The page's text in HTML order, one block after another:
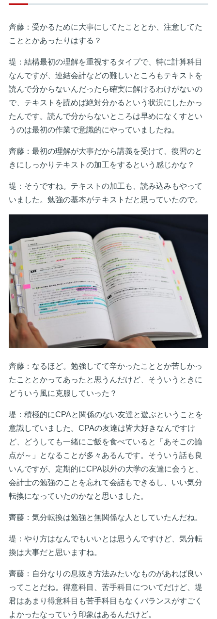
齊藤：受かるために大事にしてたこととか、注意してた
こととかあったりはする？
堤：結構最初の理解を重視するタイプで、特に計算科目
なんですが、連結会計などの難しいところもテキストを
読んで分からないんだったら確実に解けるわけがないの
で、テキストを読めば絶対分かるという状況にしたかっ
たんです。読んで分からないところは早めになくすとい
うのは最初の作業で意識的にやっていましたね。
齊藤：最初の理解が大事だから講義を受けて、復習のと
きにしっかりテキストの加工をするという感じかな？
堤：そうですね。テキストの加工も、読み込みもやって
いました。勉強の基本がテキストだと思っていたので。
齊藤：なるほど。勉強してて辛かったこととか苦しかっ
たこととかってあったと思うんだけど、そういうときに
どういう風に克服していった？
堤：積極的にCPAと関係のない友達と遊ぶということを
意識していました。CPAの友達は皆大好きなんですけ
ど、どうしても一緒にご飯を食べていると「あそこの論
点が～」となることが多々あるんです。そういう話も良
いんですが、定期的にCPA以外の大学の友達に会うと、
会計士の勉強のことを忘れて会話もできるし、いい気分
転換になっていたのかなと思いました。
齊藤：気分転換は勉強と無関係な人としていたんだね。
堤：やり方はなんでもいいとは思うんですけど、気分転
換は大事だと思いますね。
齊藤：自分なりの息抜き方法みたいなものがあれば良い
ってことだね。得意科目、苦手科目についてだけど、堤
君はあまり得意科目も苦手科目もなくバランスがすごく
よかったなっていう印象はあるんだけど。